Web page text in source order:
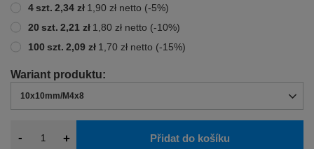
10x10mm/M4x8
- + Přidat do košíku
4szt. 2,34 zł 1,90 zł netto (-5%)
20 szt. 2,21 zł 1,80 zł netto (-10%)
100 szt. 2,09 zł 1,70 zł netto (-15%)